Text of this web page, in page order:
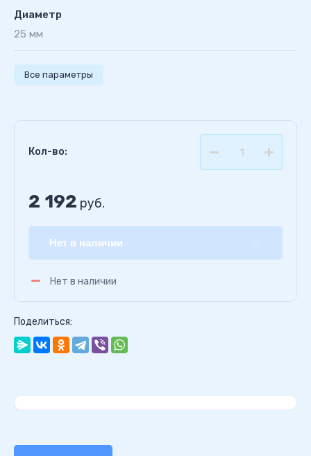
Диаметр
25 мм
Все параметры
Кол-во:
2 192 руб.
Нет в наличии
Нет в наличии
Поделиться: